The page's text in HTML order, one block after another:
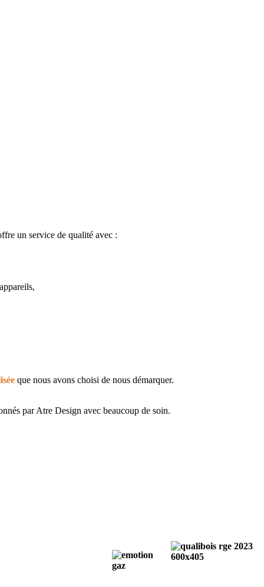
un service de qualité avec :
que nous avons choisi de nous démarquer.
par Atre Design avec beaucoup de soin.